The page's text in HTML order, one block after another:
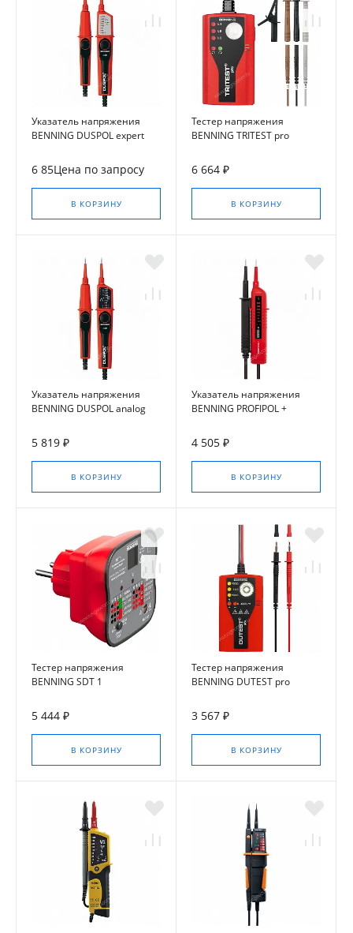
Указатель напряжения
BENNING DUSPOL expert
6 85Цена по запросу
В КОРЗИНУ
Тестер напряжения
BENNING TRITEST pro
6 664 ₽
В КОРЗИНУ
Указатель напряжения
BENNING DUSPOL analog
5 819 ₽
В КОРЗИНУ
Указатель напряжения
BENNING PROFIPOL +
4 505 ₽
В КОРЗИНУ
Тестер напряжения
BENNING SDT 1
5 444 ₽
В КОРЗИНУ
Тестер напряжения
BENNING DUTEST pro
3 567 ₽
В КОРЗИНУ